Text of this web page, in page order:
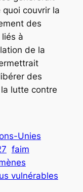
couvrir la
des
liés à
de la
des
lutte contre
Unies
faim
vulnérables